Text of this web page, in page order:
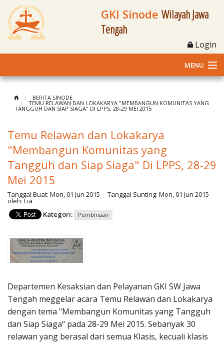
GKI Sinode Wilayah Jawa
Tengah
Login
MENU
Profil
Klasis dan Jemaat
Berita Kegiatan
Fasilitas
Materi
BERITA SINODE
TEMU RELAWAN DAN LOKAKARYA "MEMBANGUN KOMUNITAS YANG
TANGGUH DAN SIAP SIAGA" DI LPPS, 28-29 MEI 2015
Temu Relawan dan Lokakarya
"Membangun Komunitas yang
Tangguh dan Siap Siaga" Di LPPS, 28-29
Mei 2015
Tanggal Buat: Mon, 01 Jun 2015 Tanggal Sunting: Mon, 01 Jun 2015
oleh:Lia
Kategori:
Pembinaan
Departemen Kesaksian dan Pelayanan GKI SW Jawa
Tengah meggelar acara Temu Relawan dan Lokakarya
dengan tema "Membangun Komunitas yang Tangguh
dan Siap Siaga" pada 28-29 Mei 2015. Sebanyak 30
relawan yang berasal dari semua Klasis, kecuali klasis